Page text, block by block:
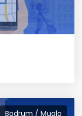
Bodrum / Mugla